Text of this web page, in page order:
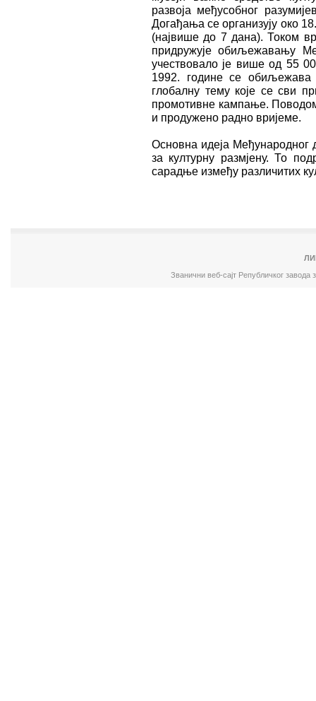
развоја међусобног
Догађања се организују око
(највише до 7 дана). Током
придружује обиљежавању
учествовало је више од 55
1992. године се
глобалну тему које се сви
промотивне кампање.
и продужено радно вријеме.
Основна идеја Међународног
за културну размјену. То
сарадње између различитих
Званични веб-сајт Републичког